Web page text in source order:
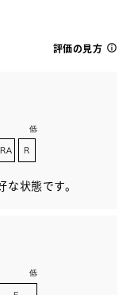
評価の見方
状態です。